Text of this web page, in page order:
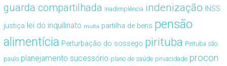
guarda compartilhada inadimplência indenização INSS
justiça lei do inquilinato multa partilha de bens pensão
alimentícia Perturbação do sossego pirituba Pirituba são
paulo planejamento sucessório plano de saúde privacidade procon